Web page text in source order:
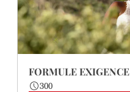
FORMULE EXIGENCE
300